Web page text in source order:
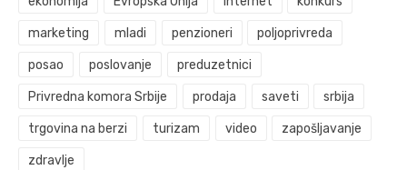
marketing mladi penzioneri poljoprivreda
posao poslovanje preduzetnici
Privredna komora Srbije prodaja saveti srbija
trgovina na berzi turizam video zapošljavanje
zdravlje